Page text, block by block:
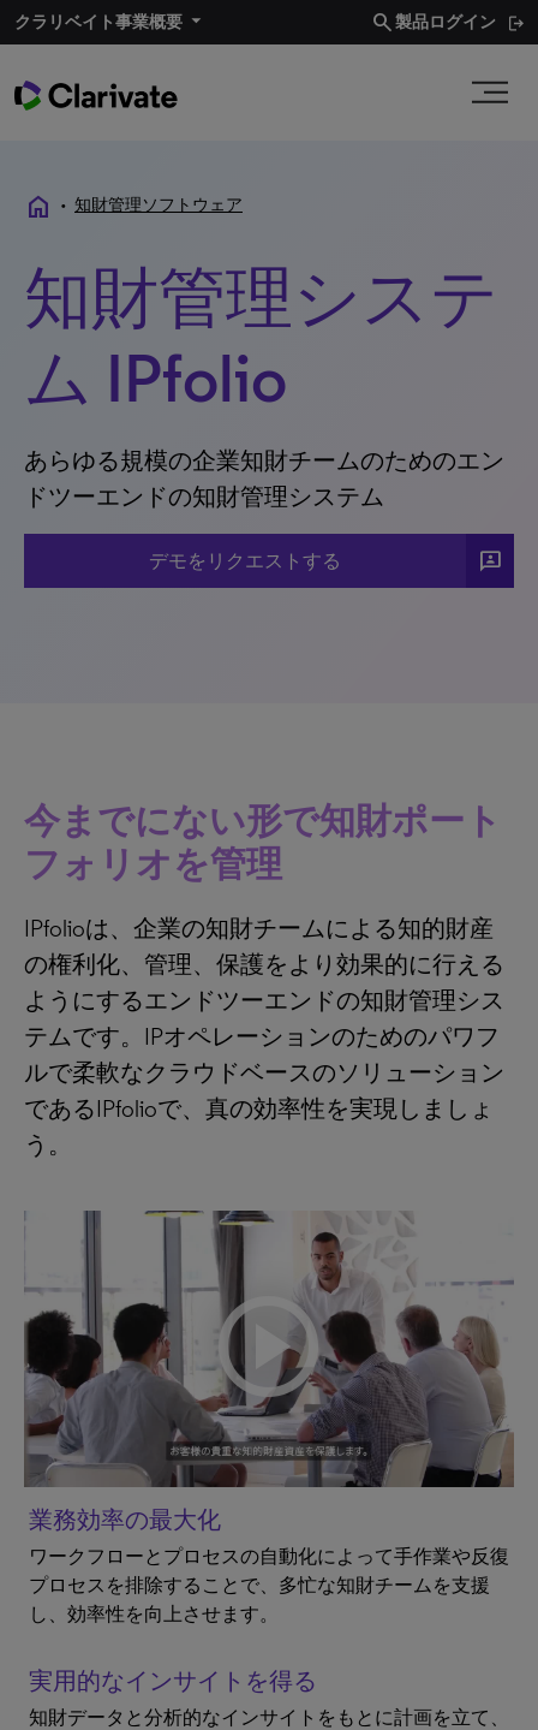
クラリベイト事業概要 search製品ログイン
home • 知財管理ソフトウェア
知財管理システ
ム IPfolio
あらゆる規模の企業知財チームのためのエン
ドツーエンドの知財管理システム
デモをリクエストする 3P
今までにない形で知財ポート
フォリオを管理
IPfolioは、企業の知財チームによる知的財産
の権利化、管理、保護をより効果的に行える
ようにするエンドツーエンドの知財管理シス
テムです。IPオペレーションのためのパワフ
ルで柔軟なクラウドベースのソリューション
であるIPfolioで、真の効率性を実現しましょ
う。
業務効率の最大化
ワークフローとプロセスの自動化によって手作業や反復
プロセスを排除することで、多忙な知財チームを支援
し、効率性を向上させます。
実用的なインサイトを得る
知財データと分析的なインサイトをもとに計画を立て、